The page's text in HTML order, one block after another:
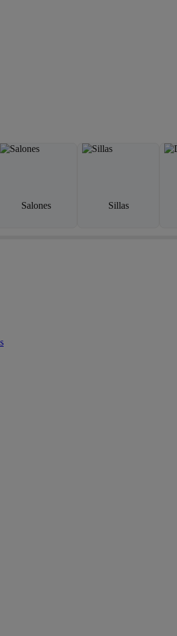
Salones Sillas